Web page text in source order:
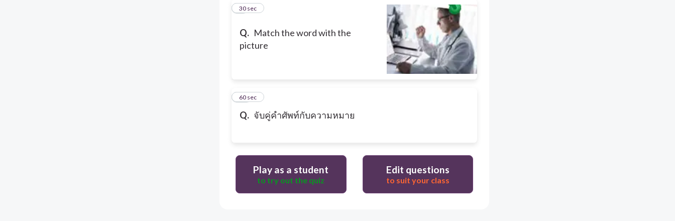
Q. Match the word with the
picture
9
30 sec
Q. จับคู่คำศัพท์กับความหมาย
10
60 sec
Play as a student
to try out the quiz
Edit questions
to suit your class